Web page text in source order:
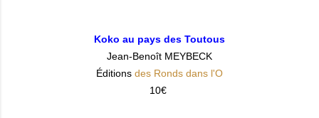
Koko au pays des Toutous
Jean-Benoît MEYBECK
Éditions des Ronds dans l'O
10€